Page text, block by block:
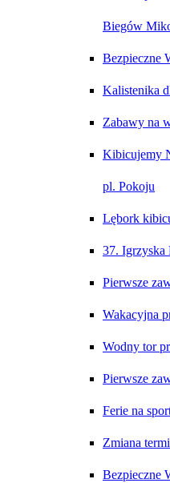
Biegów
Bezpieczne
Kalistenika
Zabawy na
Kibicujemy
pl. Pokoju
Lębork
37. Igrzyska
Pierwsze
Wakacyjna
Wodny tor
Pierwsze
Ferie na
Zmiana
Bezpieczne